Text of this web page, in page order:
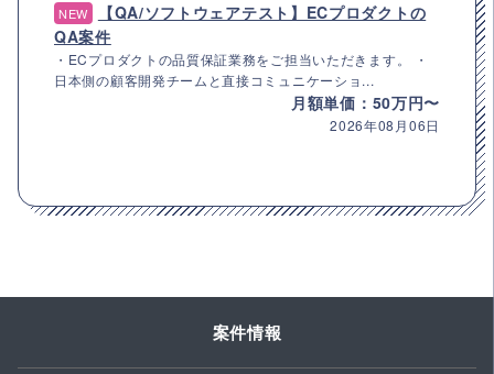
NEW
【QA/ソフトウェアテスト】ECプロダクトの
QA案件
・ECプロダクトの品質保証業務をご担当いただきます。 ・
日本側の顧客開発チームと直接コミュニケーショ...
月額単価：50万円〜
2026年08月06日
案件情報